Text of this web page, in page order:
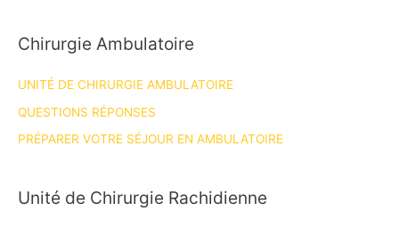
Chirurgie Ambulatoire
UNITÉ DE CHIRURGIE AMBULATOIRE
QUESTIONS RÉPONSES
PRÉPARER VOTRE SÉJOUR EN AMBULATOIRE
Unité de Chirurgie Rachidienne